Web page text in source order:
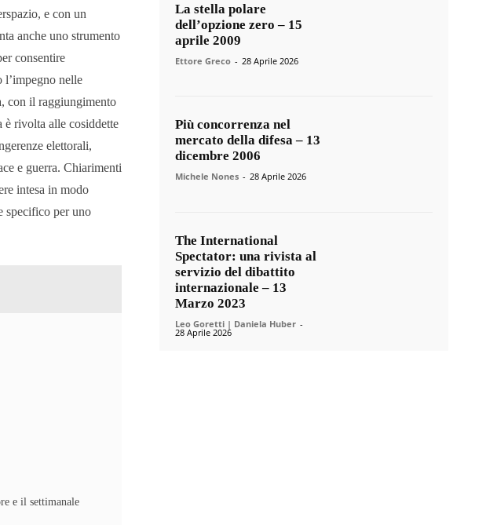
e con un
anche uno strumento
consentire
l’impegno nelle
con il raggiungimento
è rivolta alle cosiddette
elettorali,
e guerra. Chiarimenti
intesa in modo
specifico per uno
e il settimanale
La stella polare
dell’opzione zero – 15
aprile 2009
Ettore Greco - 28 Aprile 2026
Più concorrenza nel
mercato della difesa – 13
dicembre 2006
Michele Nones - 28 Aprile 2026
The International
Spectator: una rivista al
servizio del dibattito
internazionale – 13
Marzo 2023
Leo Goretti | Daniela Huber -
28 Aprile 2026